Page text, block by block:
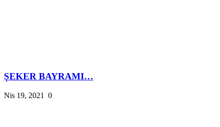
ŞEKER BAYRAMI…
Nis 19, 2021 0